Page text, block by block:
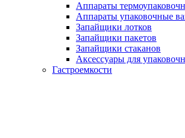
Аппараты
Аппараты упаковочные
Запайщики лотков
Запайщики пакетов
Запайщики стаканов
Аксессуары для
Гастроемкости